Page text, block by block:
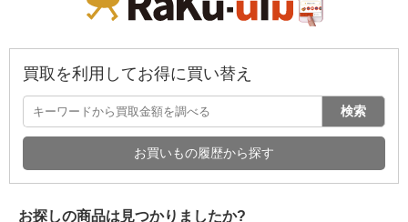
買取を利用してお得に買い替え
検索
お買いもの履歴から探す
お探しの商品は見つかりましたか?